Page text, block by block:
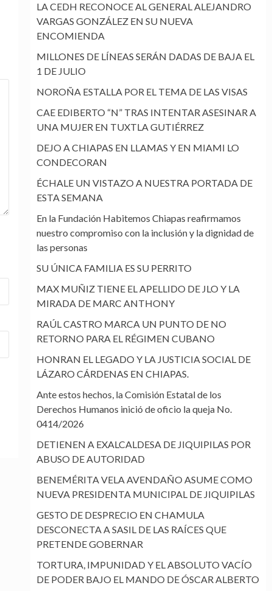
LA CEDH RECONOCE AL GENERAL ALEJANDRO
VARGAS GONZÁLEZ EN SU NUEVA
ENCOMIENDA
MILLONES DE LÍNEAS SERÁN DADAS DE BAJA EL
1 DE JULIO
NOROÑA ESTALLA POR EL TEMA DE LAS VISAS
CAE EDIBERTO “N” TRAS INTENTAR ASESINAR A
UNA MUJER EN TUXTLA GUTIÉRREZ
DEJO A CHIAPAS EN LLAMAS Y EN MIAMI LO
CONDECORAN
ÉCHALE UN VISTAZO A NUESTRA PORTADA DE
ESTA SEMANA
En la Fundación Habitemos Chiapas reafirmamos
nuestro compromiso con la inclusión y la dignidad de
las personas
SU ÚNICA FAMILIA ES SU PERRITO
MAX MUÑIZ TIENE EL APELLIDO DE JLO Y LA
MIRADA DE MARC ANTHONY
RAÚL CASTRO MARCA UN PUNTO DE NO
RETORNO PARA EL RÉGIMEN CUBANO
HONRAN EL LEGADO Y LA JUSTICIA SOCIAL DE
LÁZARO CÁRDENAS EN CHIAPAS.
Ante estos hechos, la Comisión Estatal de los
Derechos Humanos inició de oficio la queja No.
0414/2026
DETIENEN A EXALCALDESA DE JIQUIPILAS POR
ABUSO DE AUTORIDAD
BENEMÉRITA VELA AVENDAÑO ASUME COMO
NUEVA PRESIDENTA MUNICIPAL DE JIQUIPILAS
GESTO DE DESPRECIO EN CHAMULA
DESCONECTA A SASIL DE LAS RAÍCES QUE
PRETENDE GOBERNAR
TORTURA, IMPUNIDAD Y EL ABSOLUTO VACÍO
DE PODER BAJO EL MANDO DE ÓSCAR ALBERTO